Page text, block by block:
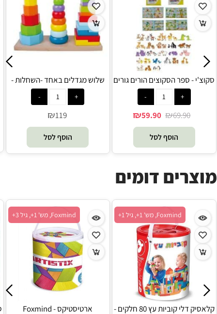
שלוש מגדלים באחד -השחלות -
Pit Toys
₪119
הוסף לסל
סקוצ'י - ספר הסקוצים הורים גורים
- Pit Toys
₪69.90
₪59.90
הוסף לסל
מוצרים דומים
Foxmind, מש' 1+, גיל 3+
ארטיסטיקס - Foxmind
Foxmind, מש' 1+, גיל 1+
קלאסיק דלי קוביות עץ 80 חלקים -